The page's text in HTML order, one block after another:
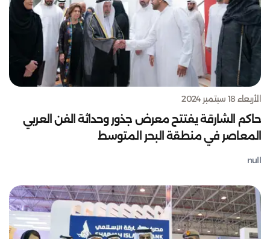
الأربعاء 18 سبتمبر 2024
حاكم الشارقة يفتتح معرض جذور وحداثة الفن العربي
المعاصر في منطقة البحر المتوسط
null